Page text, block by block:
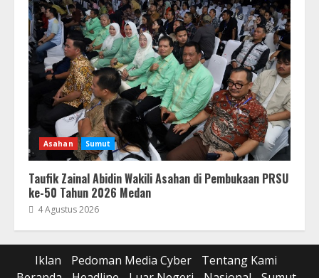
Asahan Sumut
Taufik Zainal Abidin Wakili Asahan di Pembukaan PRSU
ke-50 Tahun 2026 Medan
4 Agustus 2026
Iklan Pedoman Media Cyber
Tentang Kami